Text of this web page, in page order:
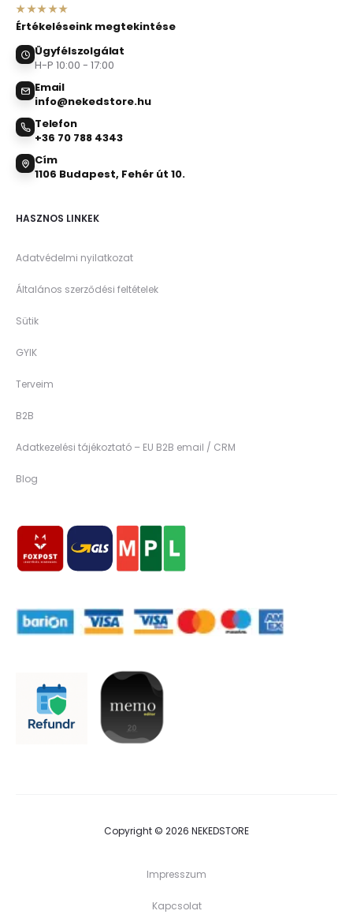
★★★★★
Értékeléseink megtekintése
Ügyfélszolgálat
H-P 10:00 - 17:00
Email
info@nekedstore.hu
Telefon
+36 70 788 4343
Cím
1106 Budapest, Fehér út 10.
HASZNOS LINKEK
Adatvédelmi nyilatkozat
Általános szerződési feltételek
Sütik
GYIK
Terveim
B2B
Adatkezelési tájékoztató – EU B2B email / CRM
Blog
Copyright © 2026 NEKEDSTORE
Impresszum
Kapcsolat